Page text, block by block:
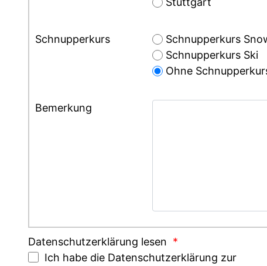
Schnupperkurs
Schnupperkurs
Schnupperkurs Ski
Ohne
Bemerkung
Datenschutzerklärung lesen *
Ich habe die Datenschutzerklärung zur